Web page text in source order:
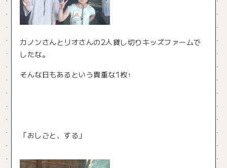
カノンさんとリオさんの2人貸し切りキッズファームで
したな。
そんな日もあるという貴重な1枚↑
「おしごと、する」